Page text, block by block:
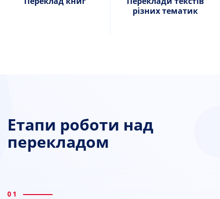
різних тематик
Етапи роботи над
перекладом
01